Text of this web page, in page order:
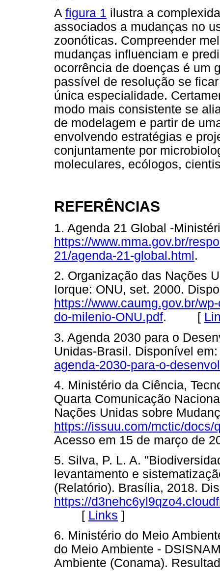
A figura 1 ilustra a
associados a mudanças no
zoonóticas. Compreender
mudanças influenciam e
ocorrência de doenças é um
passível de resolução se
única especialidade.
modo mais consistente se
de modelagem e partir de
envolvendo estratégias e
conjuntamente por
moleculares, ecólogos,
REFERÊNCIAS
1. Agenda 21 Global -
https://www.mma.gov.br/
21/agenda-21-global.html .
2. Organização das Nações
Iorque: ONU, set. 2000.
https://www.caumg.gov.br/
do-milenio-ONU.pdf. [
3. Agenda 2030 para o
Unidas-Brasil. Disponível
agenda-2030-para-o-
4. Ministério da Ciência,
Quarta Comunicação
Nações Unidas sobre
https://issuu.com/mctic/
Acesso em 15 de março
5. Silva, P. L. A.
levantamento e
(Relatório). Brasília, 2018.
https://
[ Links ]
6. Ministério do Meio
do Meio Ambiente -
Ambiente (Conama).